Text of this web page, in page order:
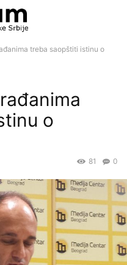
treba saopštiti istinu o
o
0
81